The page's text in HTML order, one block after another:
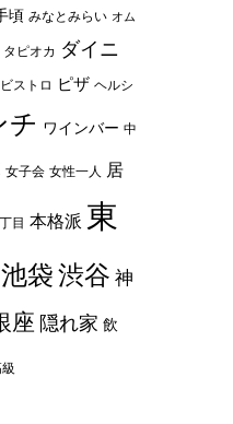
頃 みなとみらい オム
タピオカ ダイニ
ビストロ ピザ ヘルシ
チ ワインバー 中
女子会 女性一人 居
目 本格派 東
池袋渋谷 神
座 隠れ家 飲